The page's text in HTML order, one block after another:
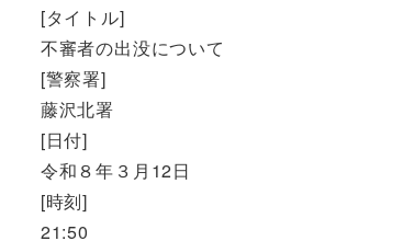
[タイトル]
不審者の出没について
[警察署]
藤沢北署
[日付]
令和８年３月12日
[時刻]
21:50